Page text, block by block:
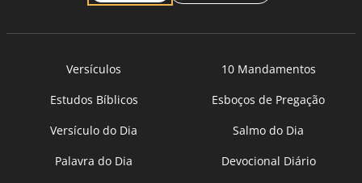
Versículos
10 Mandamentos
Estudos Bíblicos
Esboços de Pregação
Versículo do Dia
Salmo do Dia
Palavra do Dia
Devocional Diário